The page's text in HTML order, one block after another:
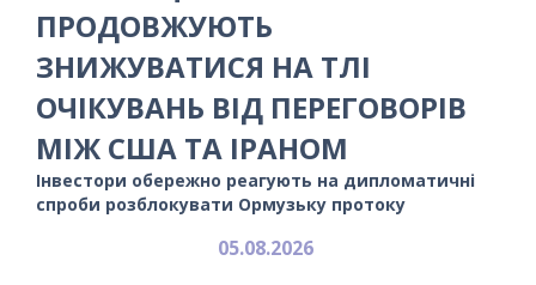
ПРОДОВЖУЮТЬ
ЗНИЖУВАТИСЯ НА ТЛІ
ОЧІКУВАНЬ ВІД ПЕРЕГОВОРІВ
МІЖ США ТА ІРАНОМ
Інвестори обережно реагують на дипломатичні
спроби розблокувати Ормузьку протоку
05.08.2026